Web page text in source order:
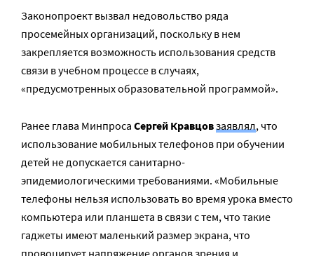
Законопроект вызвал недовольство ряда
просемейных организаций, поскольку в нем
закрепляется возможность использования средств
связи в учебном процессе в случаях,
«предусмотренных образовательной программой».
Ранее глава Минпроса Сергей Кравцовзаявлял, что
использование мобильных телефонов при обучении
детей не допускается санитарно-
эпидемиологическими требованиями. «Мобильные
телефоны нельзя использовать во время урока вместо
компьютера или планшета в связи с тем, что такие
гаджеты имеют маленький размер экрана, что
провоцирует напряжение органов зрения и